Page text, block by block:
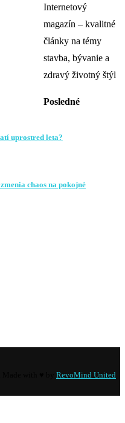
Internetový
magazín – kvalitné
články na témy
stavba, bývanie a
zdravý životný štýl
Posledné
uprostred leta?
chaos na pokojné
RevoMind United